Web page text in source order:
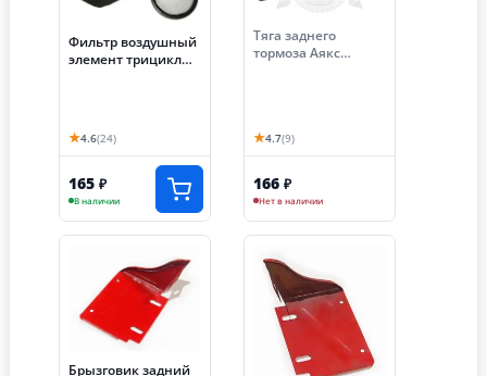
Фильтр воздушный
элемент трицикл
★4.6(24)
165 ₽
В наличии
Тяга заднего
тормоза Аякс
★4.7(9)
166 ₽
Нет в наличии
Брызговик задний